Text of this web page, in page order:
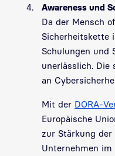
Awareness und
Da der Mensch
Sicherheitskette
Schulungen und
unerlässlich. Die
an
Mit der DORA-
Europäische
zur Stärkung der
Unternehmen im